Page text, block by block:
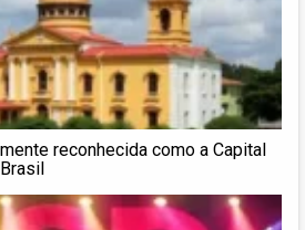
reconhecida como a Capital